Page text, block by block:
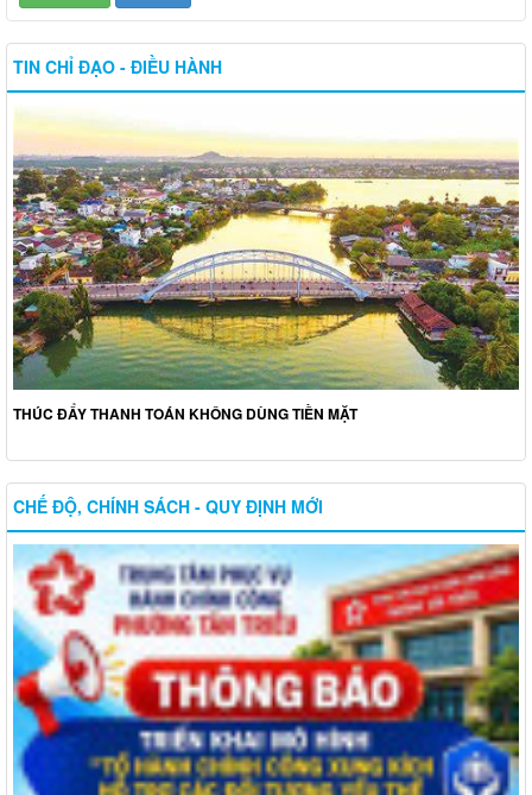
TIN CHỈ ĐẠO - ĐIỀU HÀNH
THÚC ĐẨY THANH TOÁN KHÔNG DÙNG TIỀN MẶT
CHẾ ĐỘ, CHÍNH SÁCH - QUY ĐỊNH MỚI